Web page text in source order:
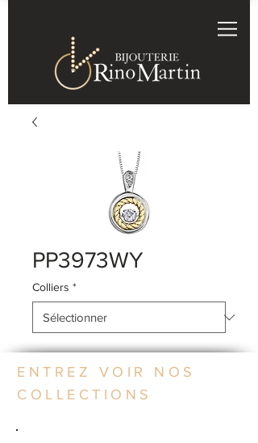
PP3973WY
Colliers *
ENTREZ VOIR NOS
COLLECTIONS